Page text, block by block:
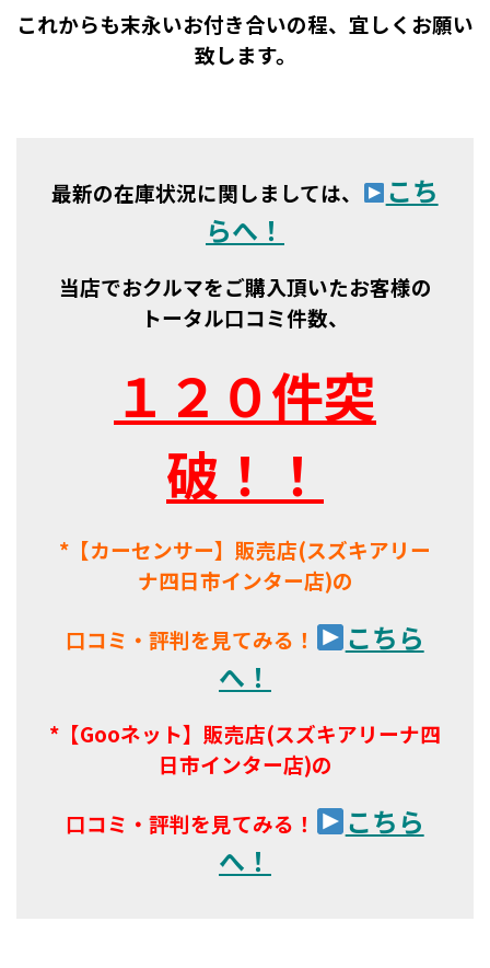
これからも末永いお付き合いの程、宜しくお願い
致します。
最新の在庫状況に関しましては、
こち
らへ！
当店でおクルマをご購入頂いたお客様の
トータル口コミ件数、
１２０件突
破！！
*【カーセンサー】販売店(スズキアリー
ナ四日市インター店)の
口コミ・評判を見てみる！
こちら
へ！
*【Gooネット】販売店(スズキアリーナ四
日市インター店)の
口コミ・評判を見てみる！
こちら
へ！